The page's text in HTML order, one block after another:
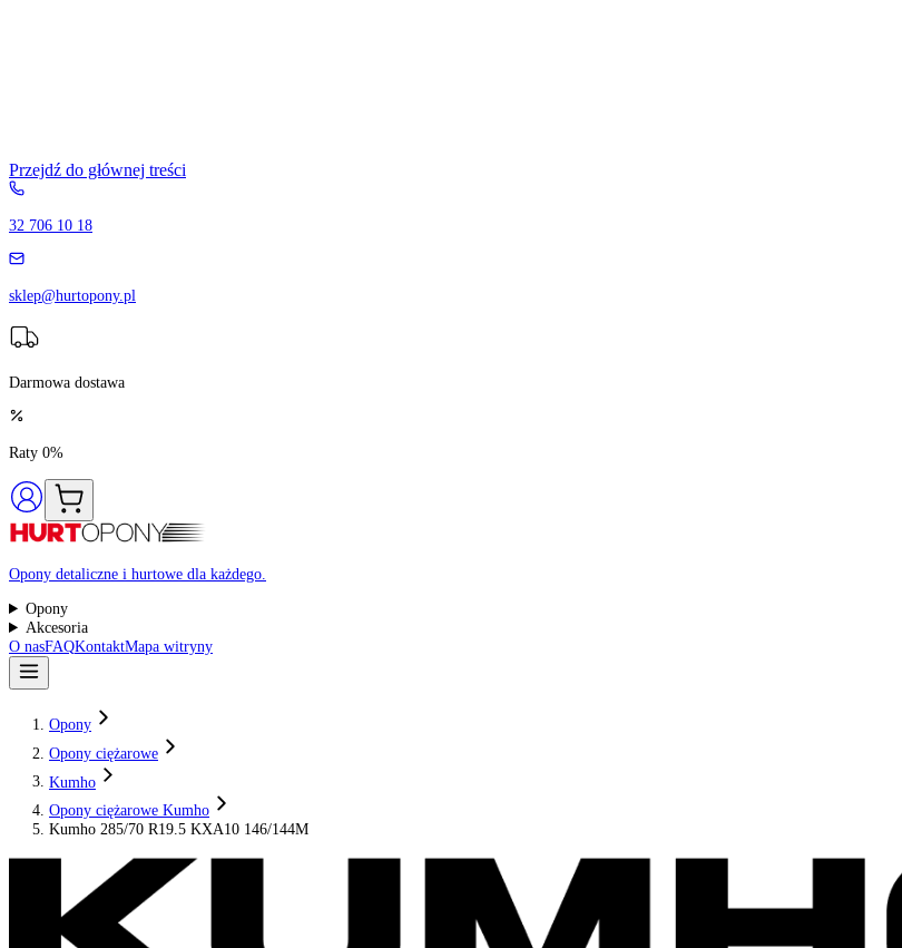
Przejdź do głównej treści
32 706 10 18
sklep@hurtopony.pl
Darmowa dostawa
Raty 0%
Opony detaliczne i hurtowe dla każdego.
Opony
O nasFAQKontakt
Opony
Opony ciężarowe
Opony ciężarowe Kumho
Kumho 285/70 R19.5 KXA10 146/144M